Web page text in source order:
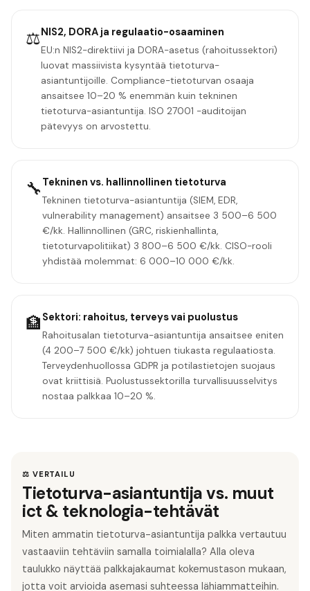
⚖️NIS2, DORA ja regulaatio-osaaminen
EU:n NIS2-direktiivi ja DORA-asetus (rahoitussektori)
luovat massiivista kysyntää tietoturva-
asiantuntijoille. Compliance-tietoturvan osaaja
ansaitsee 10–20 % enemmän kuin tekninen
tietoturva-asiantuntija. ISO 27001 -auditoijan
pätevyys on arvostettu.
🔧 Tekninen vs. hallinnollinen tietoturva
Tekninen tietoturva-asiantuntija (SIEM, EDR,
vulnerability management) ansaitsee 3 500–6 500
€/kk. Hallinnollinen (GRC, riskienhallinta,
tietoturvapolitiikat) 3 800–6 500 €/kk. CISO-rooli
yhdistää molemmat: 6 000–10 000 €/kk.
🏦 Sektori: rahoitus, terveys vai puolustus
Rahoitusalan tietoturva-asiantuntija ansaitsee eniten
(4 200–7 500 €/kk) johtuen tiukasta regulaatiosta.
Terveydenhuollossa GDPR ja potilastietojen suojaus
ovat kriittisiä. Puolustussektorilla turvallisuusselvitys
nostaa palkkaa 10–20 %.
⚖️ VERTAILU
Tietoturva-asiantuntija vs. muut
ict & teknologia-tehtävät
Miten ammatin tietoturva-asiantuntija palkka vertautuu
vastaaviin tehtäviin samalla toimialalla? Alla oleva
taulukko näyttää palkkajakaumat kokemustason mukaan,
jotta voit arvioida asemasi suhteessa lähiammatteihin.